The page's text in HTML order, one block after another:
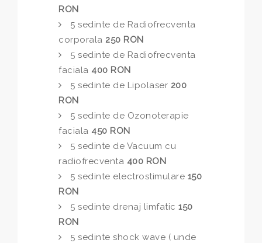
RON
5 sedinte de Radiofrecventa
corporala 250 RON
5 sedinte de Radiofrecventa
faciala 400 RON
5 sedinte de Lipolaser 200
RON
5 sedinte de Ozonoterapie
faciala 450 RON
5 sedinte de Vacuum cu
radiofrecventa 400 RON
5 sedinte electrostimulare 150
RON
5 sedinte drenaj limfatic 150
RON
5 sedinte shock wave ( unde